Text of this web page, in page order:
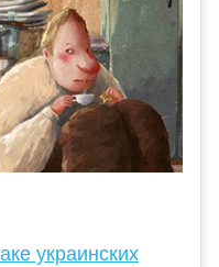
украинских